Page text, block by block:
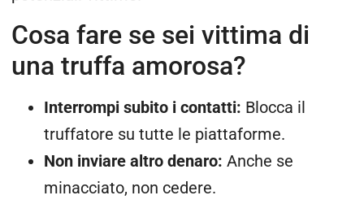
Cosa fare se sei vittima di
una truffa amorosa?
Interrompi subito i contatti: Blocca il
truffatore su tutte le piattaforme.
Non inviare altro denaro: Anche se
minacciato, non cedere.